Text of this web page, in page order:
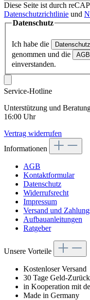
Diese Seite ist durch
Datenschutzrichtlinie und
Datenschutz
Ich habe die
genommen und die
AGB
einverstanden.
Service-Hotline
Unterstützung und
16:00 Uhr
Vertrag widerrufen
Informationen
AGB
Kontaktformular
Datenschutz
Widerrufsrecht
Impressum
Versand und
Aufbauanleitungen
Ratgeber
Unsere Vorteile
Kostenloser Versand
30 Tage Geld-
in Kooperation mit
Made in Germany